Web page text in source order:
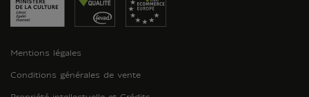
Mentions légales
Conditions générales de vente